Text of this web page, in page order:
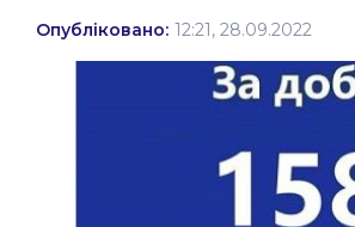
Опубліковано: 12:21, 28.09.2022